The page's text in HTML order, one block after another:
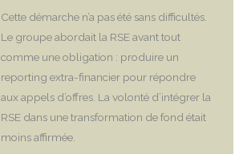
Cette démarche n’a pas été sans difficultés.
Le groupe abordait la RSE avant tout
comme une obligation : produire un
reporting extra-financier pour répondre
aux appels d’offres. La volonté d’intégrer la
RSE dans une transformation de fond était
moins affirmée.